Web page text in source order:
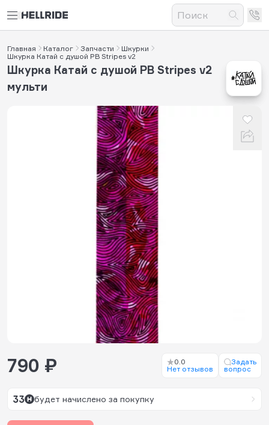
Главная Каталог Запчасти
Шкурки
Шкурка Катай с душой PB Stripes v2
Шкурка Катай с душой PB Stripes v2
мульти
790 ₽
0.0
Нет отзывов
Задать
вопрос
33 будет начислено за покупку